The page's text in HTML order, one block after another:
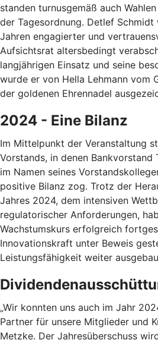
standen turnusgemäß auch
der Tagesordnung. Detlef
Jahren engagierter und
Aufsichtsrat altersbedingt
langjährigen Einsatz und seine
wurde er von Hella Lehmann vom
der goldenen Ehrennadel
2024 - Eine Bilanz
Im Mittelpunkt der Veranstaltung
Vorstands, in denen Bankvorstand
im Namen seines
positive Bilanz zog. Trotz der
Jahres 2024, dem intensiven
regulatorischer Anforderungen,
Wachstumskurs erfolgreich
Innovationskraft unter Beweis
Leistungsfähigkeit weiter
„Wir konnten uns auch im Jahr
Partner für unsere Mitglieder und
Metzke. Der Jahresüberschuss